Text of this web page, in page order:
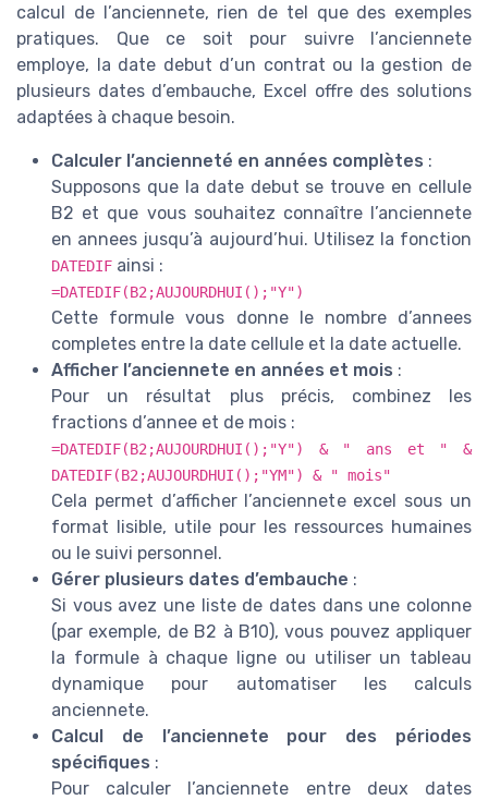
calcul de l’anciennete, rien de tel que des exemples
pratiques. Que ce soit pour suivre l’anciennete
employe, la date debut d’un contrat ou la gestion de
plusieurs dates d’embauche, Excel offre des solutions
adaptées à chaque besoin.
Calculer l’ancienneté en années complètes :
Supposons que la date debut se trouve en cellule
B2 et que vous souhaitez connaître l’anciennete
en annees jusqu’à aujourd’hui. Utilisez la fonction
DATEDIF ainsi :
=DATEDIF(B2;AUJOURDHUI();"Y")
Cette formule vous donne le nombre d’annees
completes entre la date cellule et la date actuelle.
Afficher l’anciennete en années et mois :
Pour un résultat plus précis, combinez les
fractions d’annee et de mois :
=DATEDIF(B2;AUJOURDHUI();"Y") & " ans et " &
DATEDIF(B2;AUJOURDHUI();"YM") & " mois"
Cela permet d’afficher l’anciennete excel sous un
format lisible, utile pour les ressources humaines
ou le suivi personnel.
Gérer plusieurs dates d’embauche :
Si vous avez une liste de dates dans une colonne
(par exemple, de B2 à B10), vous pouvez appliquer
la formule à chaque ligne ou utiliser un tableau
dynamique pour automatiser les calculs
anciennete.
Calcul de l’anciennete pour des périodes
spécifiques :
Pour calculer l’anciennete entre deux dates